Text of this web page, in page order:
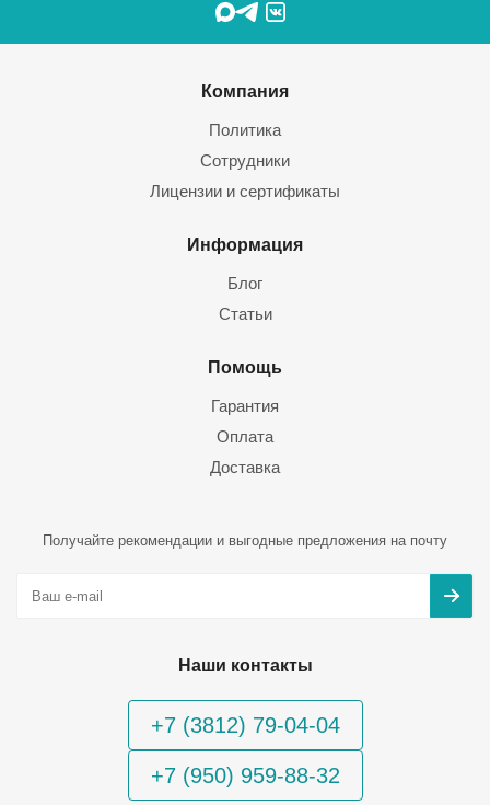
Компания
Политика
Сотрудники
Лицензии и сертификаты
Информация
Блог
Статьи
Помощь
Гарантия
Оплата
Доставка
Получайте рекомендации и выгодные предложения на почту
Наши контакты
+7 (3812) 79-04-04
+7 (950) 959-88-32